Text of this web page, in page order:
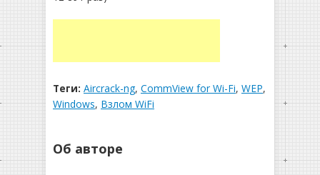
Теги: Aircrack-ng, CommView for Wi-Fi, WEP,
Windows, Взлом WiFi
Об авторе